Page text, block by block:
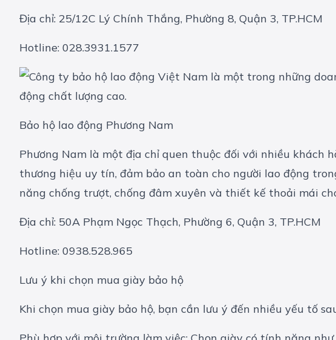
Địa chỉ: 25/12C Lý Chính Thắng, Phường 8, Quận 3, TP.HCM
Hotline: 028.3931.1577
Bảo hộ lao động Phương Nam
Phương Nam là một địa chỉ quen thuộc đối với nhiều khách
thương hiệu uy tín, đảm bảo an toàn cho người lao động
năng chống trượt, chống đâm xuyên và thiết kế thoải mái
Địa chỉ: 50A Phạm Ngọc Thạch, Phường 6, Quận 3, TP.HCM
Hotline: 0938.528.965
Lưu ý khi chọn mua giày bảo hộ
Khi chọn mua giày bảo hộ, bạn cần lưu ý đến nhiều yếu tố